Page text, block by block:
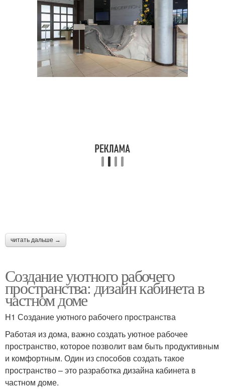
читать дальше →
Создание уютного рабочего
пространства: дизайн кабинета в
частном доме
H1 Создание уютного рабочего пространства
Работая из дома, важно создать уютное рабочее
пространство, которое позволит вам быть продуктивным
и комфортным. Один из способов создать такое
пространство – это разработка дизайна кабинета в
частном доме.